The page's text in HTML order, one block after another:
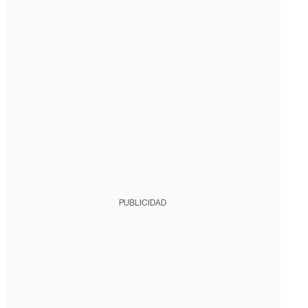
PUBLICIDAD